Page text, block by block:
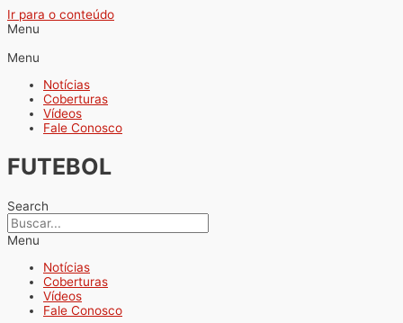
Ir para o conteúdo
Menu
Menu
Notícias
Coberturas
Vídeos
Fale Conosco
FUTEBOL
Search
Menu
Notícias
Coberturas
Vídeos
Fale Conosco